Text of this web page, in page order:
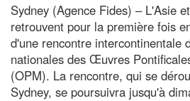
Sydney (Agence Fides) – L'Asie
retrouvent pour la première fois
d'une rencontre intercontinentale
nationales des Œuvres
(OPM). La rencontre, qui se
Sydney, se poursuivra jusqu'à